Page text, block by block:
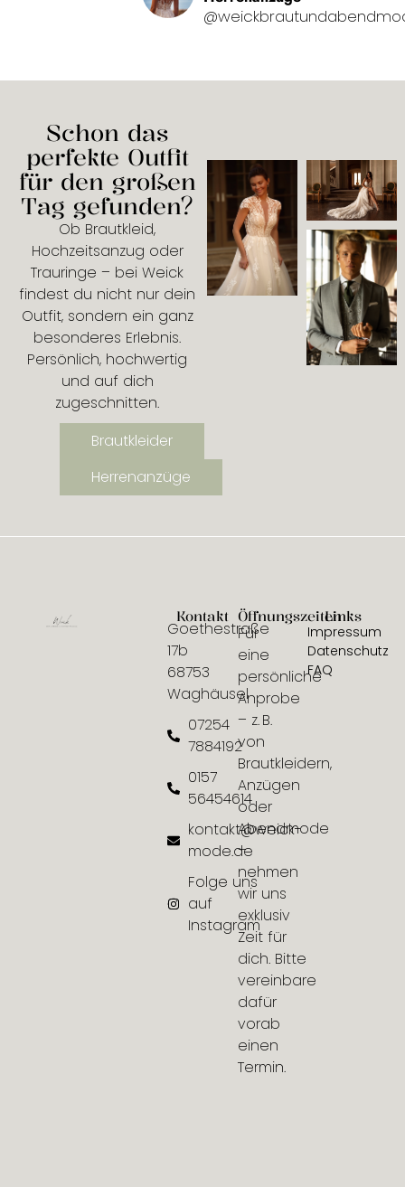
Schon das
perfekte Outfit
für den großen
Tag gefunden?
Ob Brautkleid,
Hochzeitsanzug oder
Trauringe – bei Weick
findest du nicht nur dein
Outfit, sondern ein ganz
besonderes Erlebnis.
Persönlich, hochwertig
und auf dich
zugeschnitten.
Brautkleider
Herrenanzüge
Kontakt
Goethestraße
17b
68753
Waghäusel
07254
7884192
0157
56454614
kontakt@weick-
mode.de
Folge uns
auf
Instagram
Öffnungszeiten
Für
eine
persönliche
Anprobe
– z. B.
von
Brautkleidern,
Anzügen
oder
Abendmode
–
nehmen
wir uns
exklusiv
Zeit für
dich. Bitte
vereinbare
dafür
vorab
einen
Termin.
Links
Impressum
Datenschutz
FAQ